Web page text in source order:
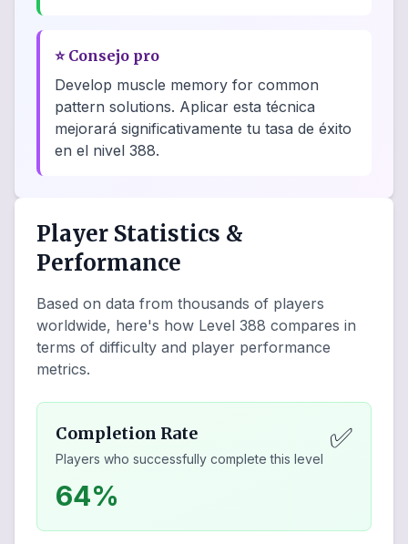
⭐ Consejo pro
Develop muscle memory for common
pattern solutions. Aplicar esta técnica
mejorará significativamente tu tasa de éxito
en el nivel 388.
Player Statistics &
Performance
Based on data from thousands of players
worldwide, here's how Level 388 compares in
terms of difficulty and player performance
metrics.
Completion Rate
Players who successfully complete this level
✅
64%